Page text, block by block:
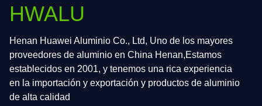
HWALU
Henan Huawei Aluminio Co., Ltd, Uno de los mayores
proveedores de aluminio en China Henan,Estamos
establecidos en 2001, y tenemos una rica experiencia
en la importación y exportación y productos de aluminio
de alta calidad